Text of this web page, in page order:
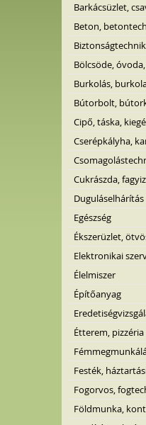
Barkácsüzlet,
Beton,
Bölcsöde,
Burkolás,
Bútorbolt,
Cipő, táska,
Cserépkályha,
Cukrászda,
Duguláselhárítás
Egészség
Ékszerüzlet,
Elektronikai
Élelmiszer
Építőanyag
Étterem, pizzéria
Festék,
Fogorvos,
Földmunka,